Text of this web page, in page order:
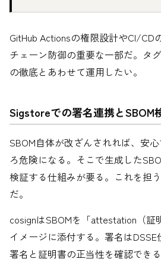
GitHub Actionsの権限設計やCI/CD
チェーン防御の重要な一部だ。タ
の徹底とあわせて運用したい。
Sigstoreでの署名連携とSBOM
SBOM自体が改ざんされれば、安
ろ危険になる。そこで生成した
検証する仕組みが要る。これを担
だ。
cosignはSBOMを「attestation（証
イメージに添付する。署名は
署名と証明書の正当性を確認できる